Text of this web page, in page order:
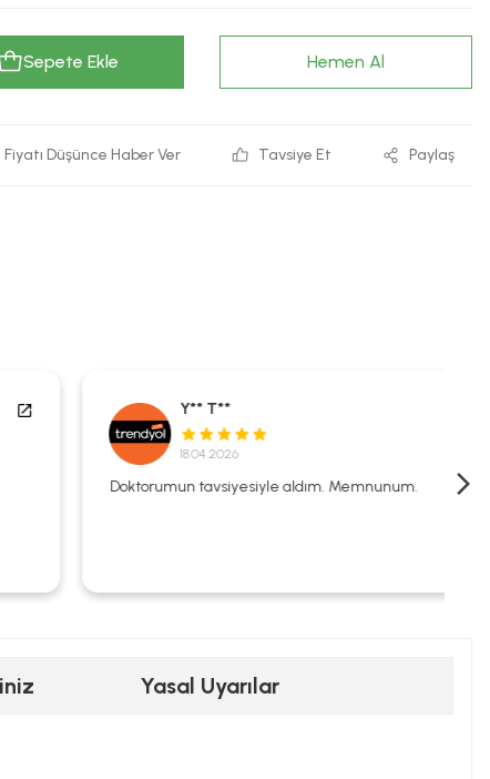
Sepete Ekle Hemen Al
Fiyatı Düşünce Haber Ver Tavsiye Et Paylaş
Y** T**
18.04.2026
Doktorumun tavsiyesiyle aldım. Memnunum.
Yasal Uyarılar